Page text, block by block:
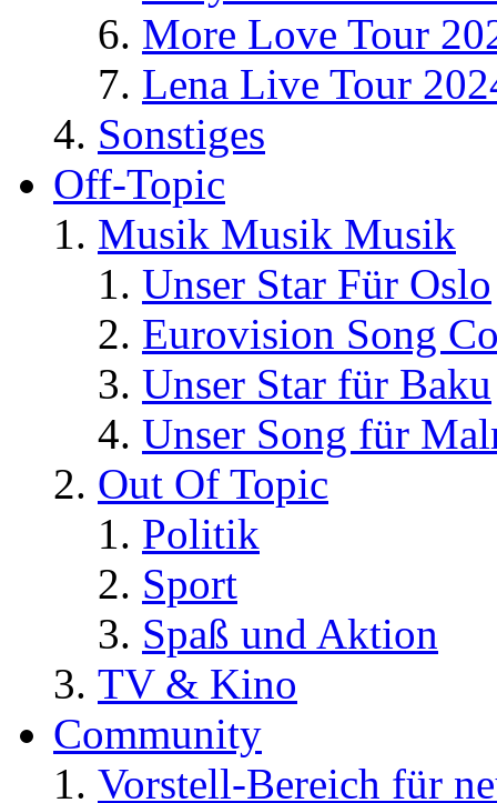
More Love Tour
Lena Live Tour
Sonstiges
Off-Topic
Musik Musik Musik
Unser Star Für Oslo
Eurovision Song
Unser Star für Baku
Unser Song für
Out Of Topic
Politik
Sport
Spaß und Aktion
TV & Kino
Community
Vorstell-Bereich für